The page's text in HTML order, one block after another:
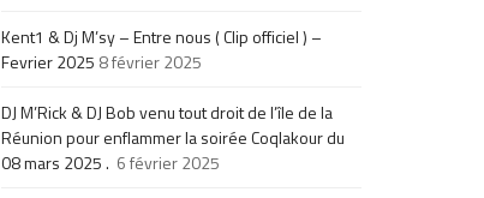
Kent1 & Dj M’sy – Entre nous ( Clip officiel ) –
Fevrier 2025 8 février 2025
DJ M’Rick & DJ Bob venu tout droit de l’île de la
Réunion pour enflammer la soirée Coqlakour du
08 mars 2025 . 6 février 2025